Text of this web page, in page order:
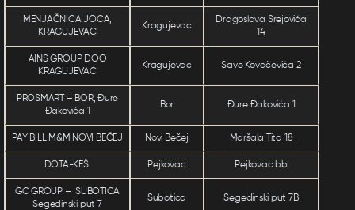
MENJAČNICA JOCA,
KRAGUJEVAC
Kragujevac
Dragoslava Srejovića
14
AINS GROUP DOO
KRAGUJEVAC
Kragujevac Save Kovačevića 2
PROSMART – BOR, Đure
Đakovića 1
Bor Đure Đakovića 1
PAY BILL M&M NOVI BEČEJ Novi Bečej Maršala Tita 18
DOTA-KEŠ Pejkovac Pejkovac bb
GC GROUP – SUBOTICA
Segedinski put 7
Subotica Segedinski put 7B